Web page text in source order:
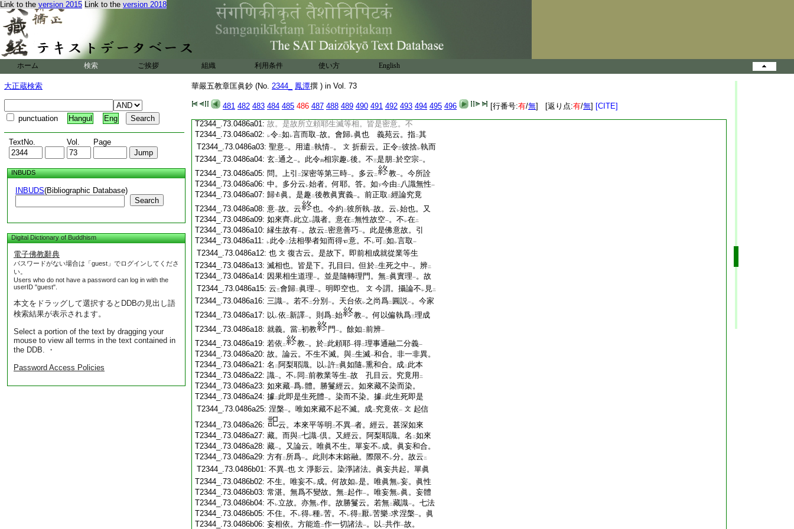
Link to the version 2015 Link to the version 2018
ホーム 検索 ご挨拶 組織 利用条件 使い方 English
大正蔵検索
punctuation Hangul Eng
TextNo. Vol. Page
INBUDS
INBUDS(Bibliographic Database)
Search
Digital Dictionary of Buddhism
電子佛教辭典
パスワードがない場合は「guest」でログインしてくださ
い。
Users who do not have a password can log in with the
userID "guest".
本文をドラッグして選択するとDDBの見出し語
検索結果が表示されます。
Select a portion of the text by dragging your
mouse to view all terms in the text contained in
the DDB. ・
Password Access Policies
華嚴五教章匡眞鈔 (No. 2344_ 鳳潭撰 ) in Vol. 73
481 482 483 484 485 486 487 488 489 490 491 492 493 494 495 496 [行番号:有/無] [返り点:有/無] [CITE]
T2344_.73.0485c20: 義 一
何故不 云二執藏一。三
相雜濫。故知非也
阿陀那阿陀那識。謂。能
T2344_.73.0485c21:數數令三 生相續持 二諸根等一。令 レ不 レ壞故。又能
積二 集一切法習氣一故 此文雖
解。此約二 重説一。有 何理趣
清涼一。解釋云云。皆妄解也。後學並勿
T2344_.73.0485c24:レ用 レ 之也。言 瑜伽中等 者。孔目云。如
T2344_.73.0485c25:
廣辨 頼耶熏習成 種。乃至後論
T2344_.73.0485c26: 孔目 一。故略
T2344_.73.0486a01: 故。是故所立頼耶生滅等相。皆是密意。不
T2344_.73.0486a02:
レ令二如 レ言而取一故。會歸レ眞也 義苑云。指二其
T2344_.73.0486a03: 聖意一。用遣 二執情一。 文 折薪云。正令三彼捨レ執而
T2344_.73.0486a04: 玄二通之 一。此令四相宗趣 レ後。不三是朋 二於空宗一。
T2344_.73.0486a05: 問。上引 二深密等第三時一。多云 二 教一。今所詮
T2344_.73.0486a06: 中。多分云 レ始者。何耶。答。如下今由 二 八識無性一
T2344_.73.0486a07: 歸 眞。是趣 二後教眞實義一。前正取 二經論究竟
T2344_.73.0486a08: 意一故。云 也。今約 二彼所執一故。云 レ始也。又
T2344_.73.0486a09: 如來齊レ此立 レ識者。意在二無性故空一。不 レ在二
T2344_.73.0486a10: 縁生故有一。故云 二密意善巧一。此是佛意故。引
T2344_.73.0486a11:
レ此令二法相學者知而得 意。不 レ可二如 レ言取一
T2344_.73.0486a12: 也 文 復古云。是故下。即前相成就從業等生
T2344_.73.0486a13: 滅相也。皆是下。孔目曰。但於二生死之中一。辨二
T2344_.73.0486a14: 因果相生道理一。並是隨轉理門。無二 眞實理一。故
T2344_.73.0486a15: 云三會歸二 眞理一。明即空也。 文 今謂。攝論不 レ 見二
T2344_.73.0486a16: 三識一。若不 二分別 一。天台依 レ之尚爲二 圓説一。今家
T2344_.73.0486a17: 以 レ依 二 新譯一。則爲二始 教一。何以偏執爲三理成
T2344_.73.0486a18: 就義。當二初教 門 一。餘如 二前辨一
T2344_.73.0486a19: 若依 二 教一。於二 此頼耶一得二理事通融二分義一
T2344_.73.0486a20: 故。論云。不生不滅。與二生滅一和合。非一非異。
T2344_.73.0486a21: 名 二 阿梨耶識。以 レ許三眞如隨 レ熏和合。成二 此本
T2344_.73.0486a22: 識一。不 レ 同 二前教業等生一故 孔目云。究竟用 二
T2344_.73.0486a23: 如來藏一爲レ體。勝鬘經云。如來藏不染而染。
T2344_.73.0486a24: 據二 此即是生死體一。染而不染。據二 此生死即是
T2344_.73.0486a25: 涅槃一。唯如來藏不起不滅。成二 究竟依一 文 起信
T2344_.73.0486a26:
云。本來平等明 二不異一者。經云。甚深如來
T2344_.73.0486a27: 藏。而與二七識一倶。又經云。阿梨耶識。名 二如來
T2344_.73.0486a28: 藏一。又論云。唯眞不生。單妄不 レ成。眞妄和合。
T2344_.73.0486a29: 方有二 所爲一。此則本末鎔融。際限不 レ分。故云 二
T2344_.73.0486b01: 不異一也 文 淨影云。染淨諸法。眞妄共起。單眞
T2344_.73.0486b02: 不生。唯妄不 レ成。何故如 レ是。唯眞無レ妄。眞性
T2344_.73.0486b03: 常湛。無爲不變故。無二 起作一。唯妄無レ眞。妄體
T2344_.73.0486b04: 不 レ立故。亦無レ作。故勝鬘云。若無二藏識一。七法
T2344_.73.0486b05: 不住。不 レ得レ種レ苦。不 レ得三厭レ苦樂二求涅槃一。眞
T2344_.73.0486b06: 妄相依。方能造 二作一切諸法一。以 二共作一故。